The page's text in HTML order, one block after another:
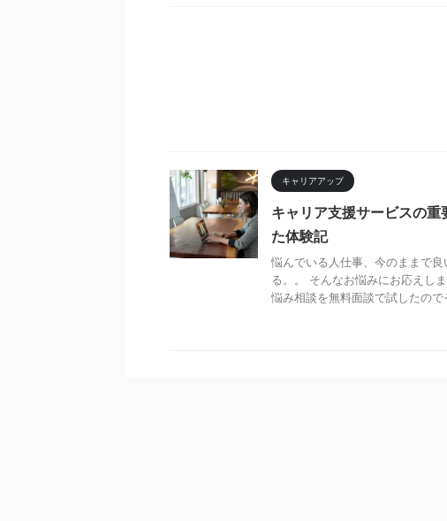
キャリアアップ
キャリア支援サービスの
た体験記
悩んでいる人仕事、今のままで
る。。 そんなお悩みにお応えし
悩み相談を無料面談で試したの